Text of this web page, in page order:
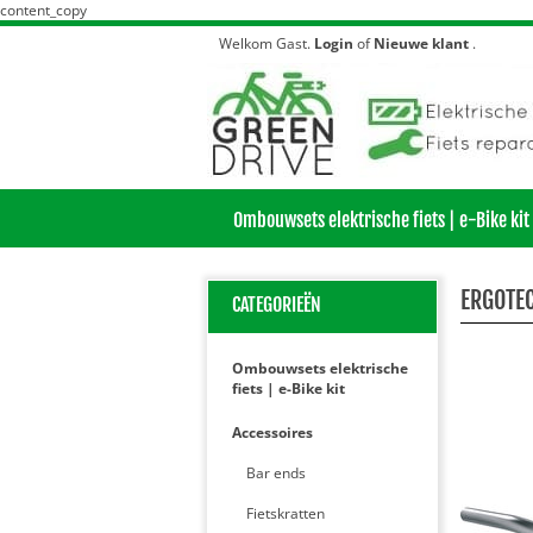
content_copy
Welkom Gast. Login of Nieuwe klant .
Ombouwsets elektrische fiets | e-Bike kit
CATEGORIEËN
Ombouwsets elektrische
fiets | e-Bike kit
Accessoires
Bar ends
Fietskratten